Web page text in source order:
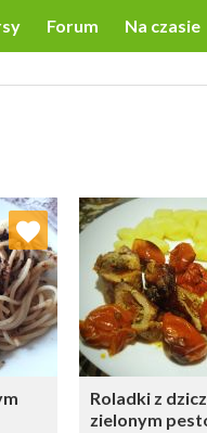
Forum Na czasie
listę:
Roladki z
zielonym
Dodaj